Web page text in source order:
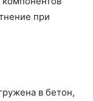
при
в бетон,